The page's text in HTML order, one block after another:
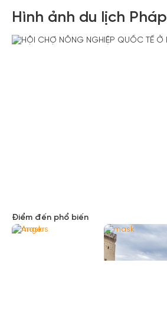
Hình ảnh du lịch Pháp
Điểm đến phổ biến